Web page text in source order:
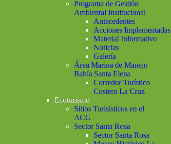
Programa de Gestión
Ambiental Institucional
Antecedentes
Acciones Implementadas
Material Informativo
Noticias
Galería
Área Marina de Manejo
Bahía Santa Elena
Corredor Turístico
Costero La Cruz
Ecoturismo
Sitios Turisísticos en el
ACG
Sector Santa Rosa
Sector Santa Rosa